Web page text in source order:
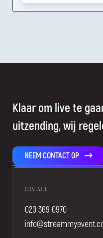
Klaar om live te
uitzending, wij
NEEM CONTACT OP
CONTACT
020 369 0970